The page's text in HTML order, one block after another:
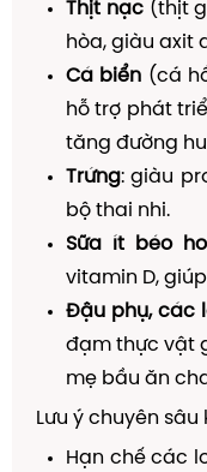
Thịt nạc(thịt
hòa, giàu axit
Cá biển (cá
hỗ trợ phát
tăng đường
Trứng: giàu
bộ thai nhi.
Sữa ít béo
vitamin D,
Đậu phụ, các
đạm thực vật
mẹ bầu ăn
Lưu ý chuyên
Hạn chế các